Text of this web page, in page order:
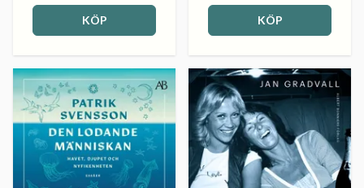
KÖP KÖP